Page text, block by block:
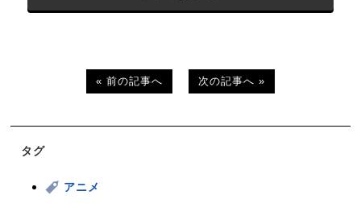
« 前の記事へ 次の記事へ »
タグ
アニメ